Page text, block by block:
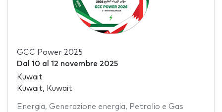
GCC Power 2025
Dal 10 al 12 novembre 2025
Kuwait
Kuwait, Kuwait
Energia, Generazione energia, Petrolio e Gas